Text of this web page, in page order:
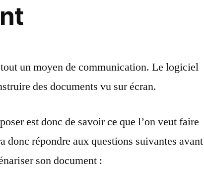
un moyen de communication. Le logiciel
des documents vu sur écran.
est donc de savoir ce que l’on veut faire
donc répondre aux questions suivantes avant
son document :